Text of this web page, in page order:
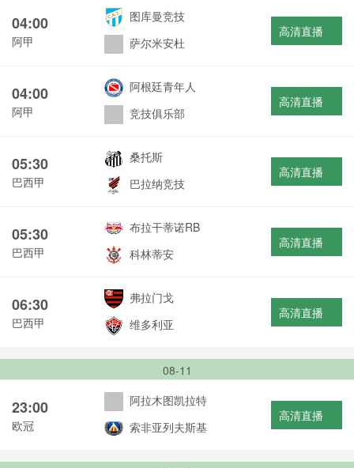
04:00
阿甲
图库曼竞技
萨尔米安杜
高清直播
04:00
阿甲
阿根廷青年人
竞技俱乐部
高清直播
05:30
巴西甲
桑托斯
巴拉纳竞技
高清直播
05:30
巴西甲
布拉干蒂诺RB
科林蒂安
高清直播
06:30
巴西甲
弗拉门戈
维多利亚
高清直播
08-11
23:00
欧冠
阿拉木图凯拉特
索非亚列夫斯基
高清直播